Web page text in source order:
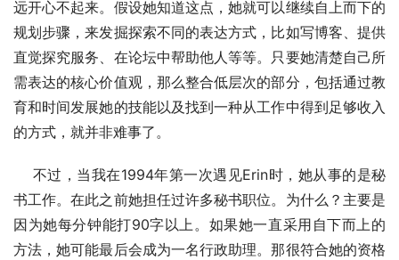
远开心不起来。假设她知道这点，她就可以继续自上而下的
规划步骤，来发掘探索不同的表达方式，比如写博客、提供
直觉探究服务、在论坛中帮助他人等等。只要她清楚自己所
需表达的核心价值观，那么整合低层次的部分，包括通过教
育和时间发展她的技能以及找到一种从工作中得到足够收入
的方式，就并非难事了。
不过，当我在1994年第一次遇见Erin时，她从事的是秘
书工作。在此之前她担任过许多秘书职位。为什么？主要是
因为她每分钟能打90字以上。如果她一直采用自下而上的
方法，她可能最后会成为一名行政助理。那很符合她的资格